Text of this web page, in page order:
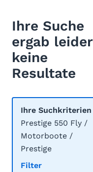
Ihre Suche
ergab leider
keine
Resultate
Ihre Suchkriterien
Prestige 550 Fly /
Motorboote /
Prestige
Filter